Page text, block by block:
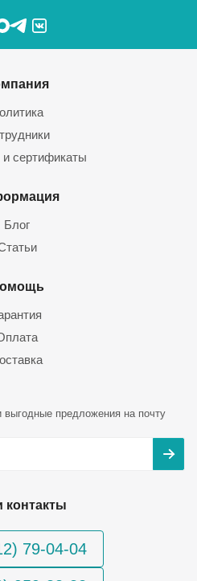
сертификаты
Блог
выгодные предложения на почту
контакты
79-04-04